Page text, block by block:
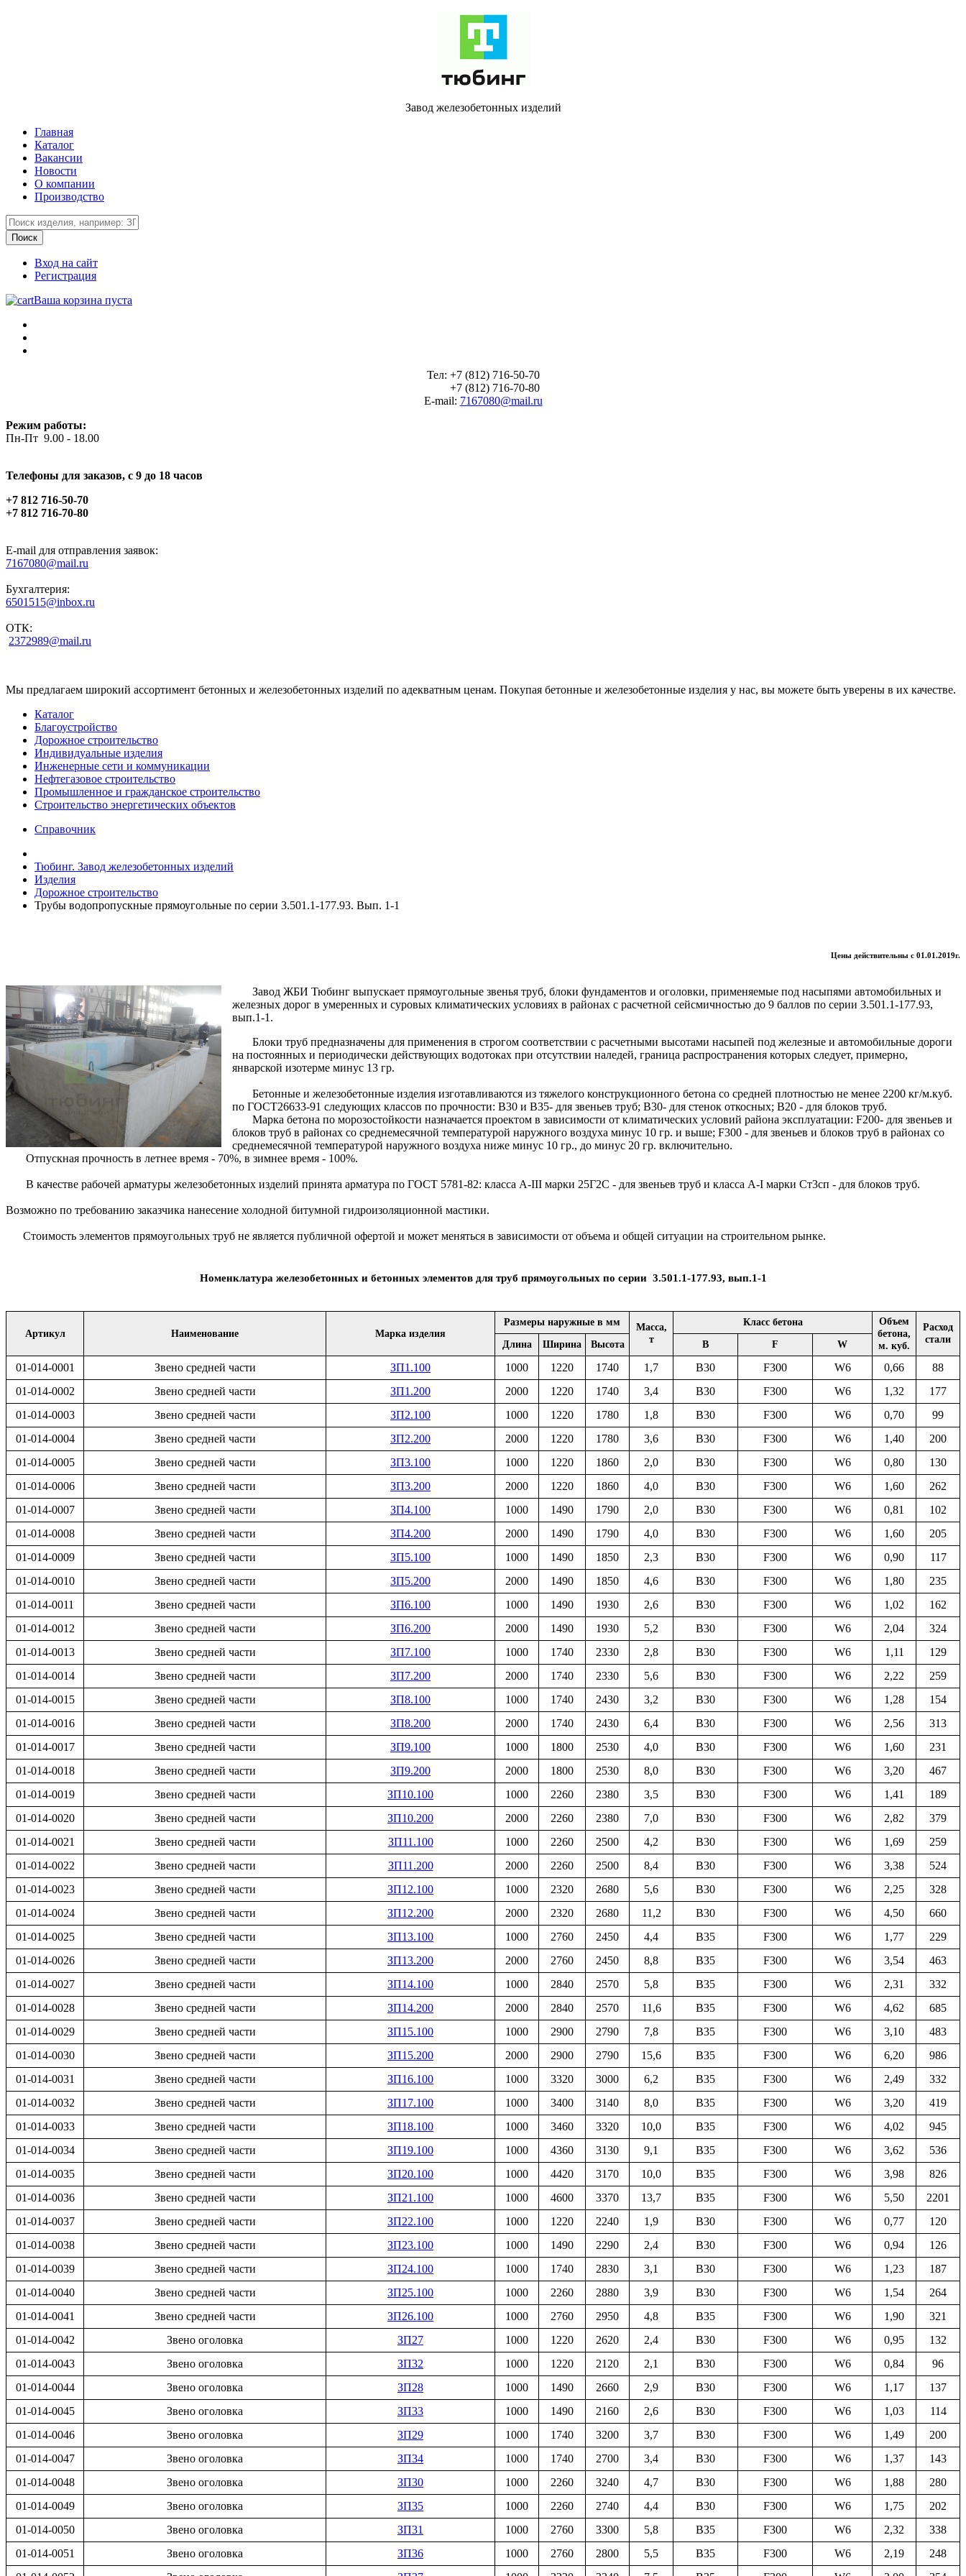
Завод железобетонных изделий
Главная
Каталог
Вакансии
Новости
О компании
Производство
Вход на сайт
Регистрация
Ваша корзина пуста
Тел: +7 (812) 716-50-70
+7 (812) 716-70-80
E-mail: 7167080@mail.ru
Режим работы:
Пн-Пт 9.00 - 18.00
Телефоны для заказов, c 9 до 18 часов
+7 812 716-50-70
+7 812 716-70-80
E-mail для отправления заявок:
7167080@mail.ru
Бухгалтерия:
6501515@inbox.ru
ОТК:
2372989@mail.ru
Мы предлагаем широкий ассортимент бетонных и железобетонных изделий по адекватным ценам. Покупая бетонные и железобетонные изделия у нас, вы можете быть уверены в их качестве.
Каталог
Благоустройство
Дорожное строительство
Индивидуальные изделия
Инженерные сети и коммуникации
Нефтегазовое строительство
Промышленное и гражданское строительство
Строительство энергетических объектов
Справочник
Тюбинг. Завод железобетонных изделий
Изделия
Дорожное строительство
Трубы водопропускные прямоугольные по серии 3.501.1-177.93. Вып. 1-1
Цены действительны с 01.01.2019г.
Завод ЖБИ Тюбинг выпускает прямоугольные звенья труб, блоки фундаментов и оголовки, применяемые под насыпями автомобильных и
железных дорог в умеренных и суровых климатических условиях в районах с расчетной сейсмичностью до 9 баллов по серии 3.501.1-177.93,
вып.1-1.
Блоки труб предназначены для применения в строгом соответствии с расчетными высотами насыпей под железные и автомобильные дороги
на постоянных и периодически действующих водотоках при отсутствии наледей, граница распространения которых следует, примерно,
январской изотерме минус 13 гр.
Бетонные и железобетонные изделия изготавливаются из тяжелого конструкционного бетона со средней плотностью не менее 2200 кг/м.куб.
по ГОСТ26633-91 следующих классов по прочности: В30 и В35- для звеньев труб; B30- для стенок откосных; B20 - для блоков труб.
Марка бетона по морозостойкости назначается проектом в зависимости от климатических условий района эксплуатации: F200- для звеньев и
блоков труб в районах со среднемесячной температурой наружного воздуха минус 10 гр. и выше; F300 - для звеньев и блоков труб в районах со
среднемесячной температурой наружного воздуха ниже минус 10 гр., до минус 20 гр. включительно.
Отпускная прочность в летнее время - 70%, в зимнее время - 100%.
В качестве рабочей арматуры железобетонных изделий принята арматура по ГОСТ 5781-82: класса A-III марки 25Г2С - для звеньев труб и класса A-I марки Ст3сп - для блоков труб.
Возможно по требованию заказчика нанесение холодной битумной гидроизоляционной мастики.
Стоимость элементов прямоугольных труб не является публичной офертой и может меняться в зависимости от объема и общей ситуации на строительном рынке.
Номенклатура железобетонных и бетонных элементов для труб прямоугольных по серии 3.501.1-177.93, вып.1-1
Артикул Наименование Марка изделия
Размеры наружные в мм
Масса,
т
Класс бетона
Объем
бетона,
м. куб.
Расход
стали
Длина Ширина Высота B F W
01-014-0001 Звено средней части ЗП1.100 1000 1220 1740 1,7 B30 F300 W6 0,66
88
01-014-0002
Звено средней части ЗП1.200 2000 1220 1740 3,4 B30 F300 W6 1,32
177
01-014-0003
Звено средней части ЗП2.100 1000 1220 1780 1,8 B30 F300 W6 0,70
99
01-014-0004
Звено средней части ЗП2.200 2000 1220 1780 3,6 B30 F300 W6 1,40
200
01-014-0005
Звено средней части ЗП3.100 1000 1220 1860 2,0 B30 F300 W6 0,80
130
01-014-0006
Звено средней части ЗП3.200 2000 1220 1860 4,0 B30 F300 W6 1,60
262
01-014-0007
Звено средней части ЗП4.100 1000 1490 1790 2,0 B30 F300 W6 0,81
102
01-014-0008
Звено средней части ЗП4.200 2000 1490 1790 4,0 B30 F300 W6 1,60
205
01-014-0009
Звено средней части ЗП5.100 1000 1490 1850 2,3 B30 F300 W6 0,90
117
01-014-0010
Звено средней части ЗП5.200 2000 1490 1850 4,6 B30 F300 W6 1,80
235
01-014-0011
Звено средней части ЗП6.100 1000 1490 1930 2,6 B30 F300 W6 1,02
162
01-014-0012
Звено средней части ЗП6.200 2000 1490 1930 5,2 B30 F300 W6 2,04
324
01-014-0013
Звено средней части ЗП7.100 1000 1740 2330 2,8 B30 F300 W6 1,11
129
01-014-0014
Звено средней части ЗП7.200 2000 1740 2330 5,6 B30 F300 W6 2,22
259
01-014-0015
Звено средней части ЗП8.100 1000 1740 2430 3,2 B30 F300 W6 1,28
154
01-014-0016
Звено средней части ЗП8.200 2000 1740 2430 6,4 B30 F300 W6 2,56
313
01-014-0017
Звено средней части ЗП9.100 1000 1800 2530 4,0 B30 F300 W6 1,60
231
01-014-0018
Звено средней части ЗП9.200 2000 1800 2530 8,0 B30 F300 W6 3,20
467
01-014-0019
Звено средней части ЗП10.100 1000 2260 2380 3,5 B30 F300 W6 1,41
189
01-014-0020
Звено средней части ЗП10.200 2000 2260 2380 7,0 B30 F300 W6 2,82
379
01-014-0021
Звено средней части ЗП11.100 1000 2260 2500 4,2 B30 F300 W6 1,69
259
01-014-0022
Звено средней части ЗП11.200 2000 2260 2500 8,4 B30 F300 W6 3,38
524
01-014-0023
Звено средней части ЗП12.100 1000 2320 2680 5,6 B30 F300 W6 2,25
328
01-014-0024
Звено средней части ЗП12.200 2000 2320 2680 11,2 B30 F300 W6 4,50
660
01-014-0025
Звено средней части ЗП13.100 1000 2760 2450 4,4 B35 F300 W6 1,77
229
01-014-0026
Звено средней части ЗП13.200 2000 2760 2450 8,8 B35 F300 W6 3,54
463
01-014-0027
Звено средней части ЗП14.100 1000 2840 2570 5,8 B35 F300 W6 2,31
332
01-014-0028
Звено средней части ЗП14.200 2000 2840 2570 11,6 B35 F300 W6 4,62
685
01-014-0029
Звено средней части ЗП15.100 1000 2900 2790 7,8 B35 F300 W6 3,10
483
01-014-0030
Звено средней части ЗП15.200 2000 2900 2790 15,6 B35 F300 W6 6,20
986
01-014-0031
Звено средней части ЗП16.100 1000 3320 3000 6,2 B35 F300 W6 2,49
332
01-014-0032
Звено средней части ЗП17.100 1000 3400 3140 8,0 B35 F300 W6 3,20
419
01-014-0033
Звено средней части ЗП18.100 1000 3460 3320 10,0 B35 F300 W6 4,02
945
01-014-0034
Звено средней части ЗП19.100 1000 4360 3130 9,1 B35 F300 W6 3,62
536
01-014-0035
Звено средней части ЗП20.100 1000 4420 3170 10,0 B35 F300 W6 3,98
826
01-014-0036
Звено средней части ЗП21.100 1000 4600 3370 13,7 B35 F300 W6 5,50
2201
01-014-0037
Звено средней части ЗП22.100 1000 1220 2240 1,9 B30 F300 W6 0,77
120
01-014-0038
Звено средней части ЗП23.100 1000 1490 2290 2,4 B30 F300 W6 0,94
126
01-014-0039
Звено средней части ЗП24.100 1000 1740 2830 3,1 B30 F300 W6 1,23
187
01-014-0040
Звено средней части ЗП25.100 1000 2260 2880 3,9 B30 F300 W6 1,54
264
01-014-0041
Звено средней части ЗП26.100 1000 2760 2950 4,8 B35 F300 W6 1,90
321
01-014-0042
Звено оголовка ЗП27 1000 1220 2620 2,4 B30 F300 W6 0,95
132
01-014-0043
Звено оголовка ЗП32 1000 1220 2120 2,1 B30 F300 W6 0,84
96
01-014-0044
Звено оголовка ЗП28 1000 1490 2660 2,9 B30 F300 W6 1,17
137
01-014-0045
Звено оголовка ЗП33 1000 1490 2160 2,6 B30 F300 W6 1,03
114
01-014-0046
Звено оголовка ЗП29 1000 1740 3200 3,7 B30 F300 W6 1,49
200
01-014-0047
Звено оголовка ЗП34 1000 1740 2700 3,4 B30 F300 W6 1,37
143
01-014-0048
Звено оголовка ЗП30 1000 2260 3240 4,7 B30 F300 W6 1,88
280
01-014-0049
Звено оголовка ЗП35 1000 2260 2740 4,4 B30 F300 W6 1,75
202
01-014-0050
Звено оголовка ЗП31 1000 2760 3300 5,8 B35 F300 W6 2,32
338
01-014-0051
Звено оголовка ЗП36 1000 2760 2800 5,5 B35 F300 W6 2,19
248